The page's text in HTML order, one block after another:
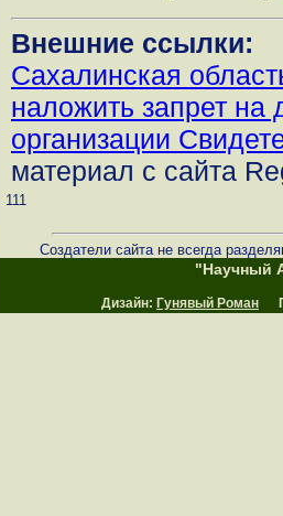
Внешние ссылки:
Сахалинская
наложить запрет на
организации
материал с сайта
111
Создатели сайта не всегда
"Научный
Дизайн: Гунявый Роман